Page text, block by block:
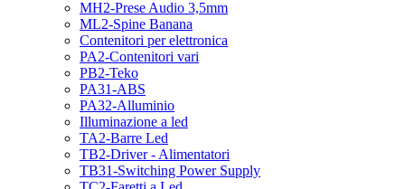
MH2-Prese Audio 3,5mm
ML2-Spine Banana
Contenitori per elettronica
PA2-Contenitori vari
PB2-Teko
PA31-ABS
PA32-Alluminio
Illuminazione a led
TA2-Barre Led
TB2-Driver - Alimentatori
TB31-Switching Power Supply